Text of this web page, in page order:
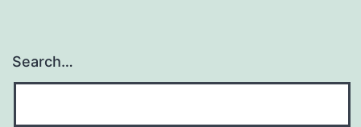
Search…